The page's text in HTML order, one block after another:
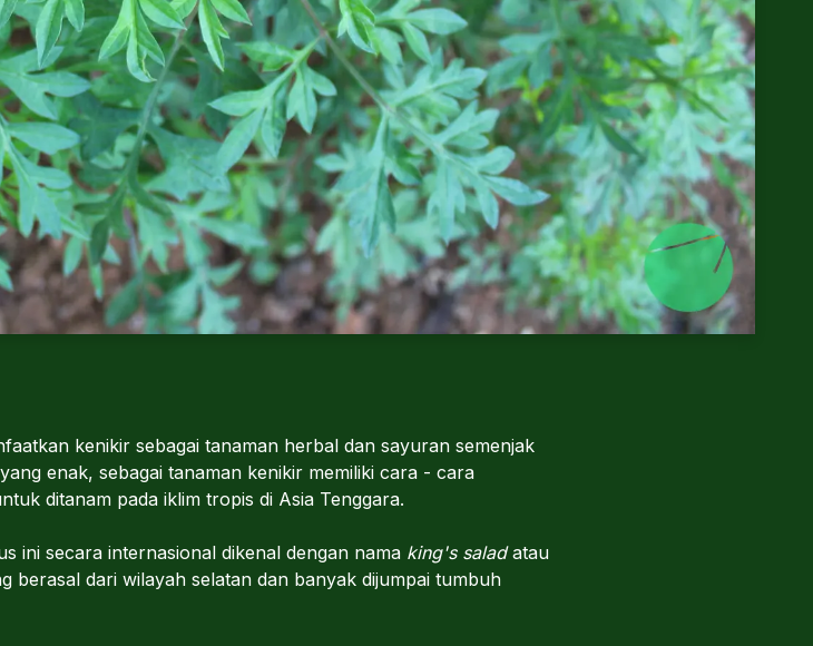
kenikir sebagai tanaman herbal dan sayuran semenjak
enak, sebagai tanaman kenikir memiliki cara - cara
ditanam pada iklim tropis di Asia Tenggara.
ini secara internasional dikenal dengan nama king's saladatau
berasal dari wilayah selatan dan banyak dijumpai tumbuh